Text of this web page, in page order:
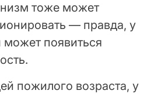
тоже может
— правда, у
появиться
пожилого возраста, у